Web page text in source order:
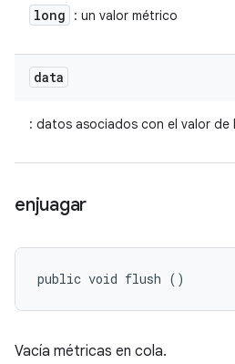
long : un valor métrico
data
: datos asociados con el valor de
enjuagar
public void flush ()
Vacía métricas en cola.